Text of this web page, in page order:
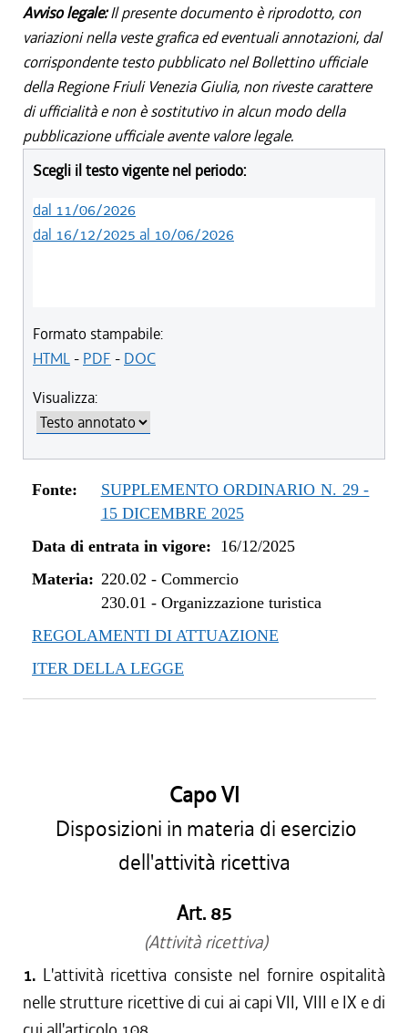
Avviso legale:Il presente documento è riprodotto, con
variazioni nella veste grafica ed eventuali annotazioni, dal
corrispondente testo pubblicato nel Bollettino ufficiale
della Regione Friuli Venezia Giulia, non riveste carattere
di ufficialità e non è sostitutivo in alcun modo della
pubblicazione ufficiale avente valore legale.
Scegli il testo vigente nel periodo:
dal 11/06/2026
dal 16/12/2025 al 10/06/2026
Formato stampabile:
HTML- PDF - DOC
Visualizza:
Fonte:
SUPPLEMENTO ORDINARIO N. 29 -
15 DICEMBRE 2025
Data di entrata in vigore: 16/12/2025
Materia: 220.02 - Commercio
230.01 - Organizzazione turistica
REGOLAMENTI DI ATTUAZIONE
ITER DELLA LEGGE
Capo VI
Disposizioni in materia di esercizio
dell'attività ricettiva
Art. 85
(Attività ricettiva)
1. L'attività ricettiva consiste nel fornire ospitalità
nelle strutture ricettive di cui ai capi VII, VIII e IX e di